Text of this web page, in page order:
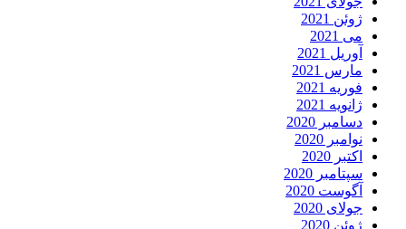
ژوئن 2021
می 2021
آوریل 2021
مارس 2021
فوریه 2021
ژانویه 2021
دسامبر 2020
نوامبر 2020
اکتبر 2020
سپتامبر 2020
آگوست 2020
جولای 2020
ژوئن 2020